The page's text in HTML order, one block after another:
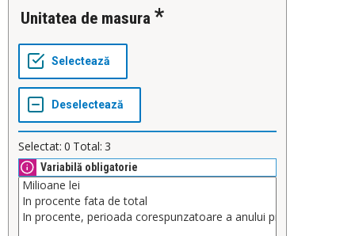
Unitatea de masura
Selectat: 0 Total: 3
Variabilă obligatorie